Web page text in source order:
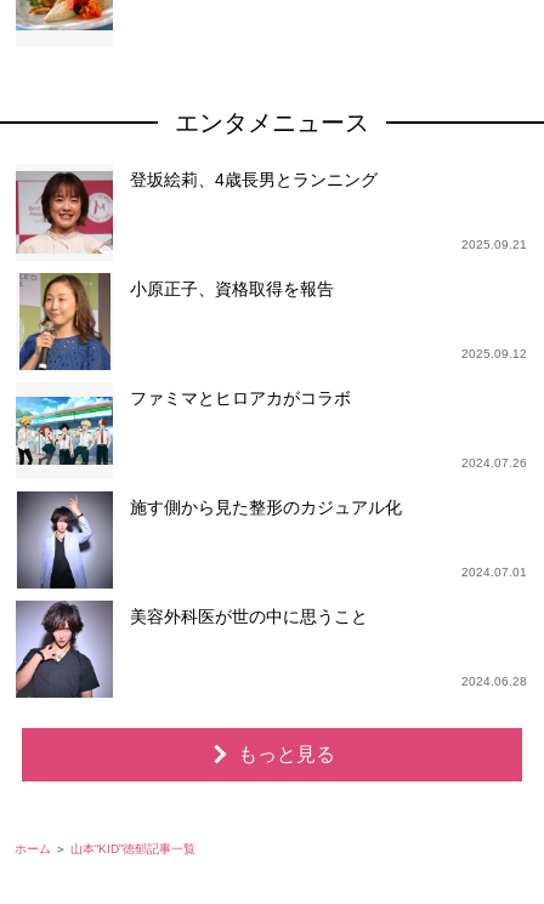
エンタメニュース
登坂絵莉、4歳長男とランニング
2025.09.21
小原正子、資格取得を報告
2025.09.12
ファミマとヒロアカがコラボ
2024.07.26
施す側から見た整形のカジュアル化
2024.07.01
美容外科医が世の中に思うこと
2024.06.28
もっと見る
ホーム 山本“KID”徳郁記事一覧